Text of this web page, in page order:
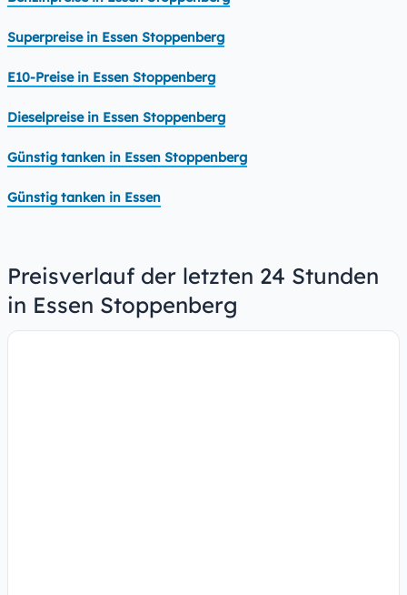
Superpreise in Essen Stoppenberg
E10-Preise in Essen Stoppenberg
Dieselpreise in Essen Stoppenberg
Günstig tanken in Essen Stoppenberg
Günstig tanken in Essen
Preisverlauf der letzten 24 Stunden
in Essen Stoppenberg